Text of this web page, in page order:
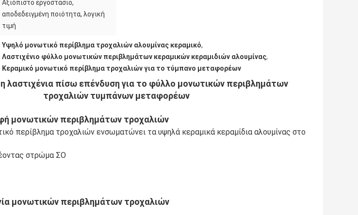
Αξιόπιστο εργοστάσιο,
αποδεδειγμένη ποιότητα, λογική
τιμή
Υψηλό μονωτικό περίβλημα τροχαλιών αλουμίνας κεραμικό,
Λαστιχένιο φύλλο μονωτικών περιβλημάτων κεραμικών κεραμιδιών αλουμίνας,
Κεραμικό μονωτικό περίβλημα τροχαλιών για το τύμπανο μεταφορέων
λαστιχένια πίσω επένδυση για το φύλλο μονωτικών περιβλημάτων
τροχαλιών τυμπάνων μεταφορέων
μονωτικών περιβλημάτων τροχαλιών
περίβλημα τροχαλιών ενσωματώνει τα υψηλά κεραμικά κεραμίδια αλουμίνας στο
στρώμα ΣΟ
μονωτικών περιβλημάτων τροχαλιών